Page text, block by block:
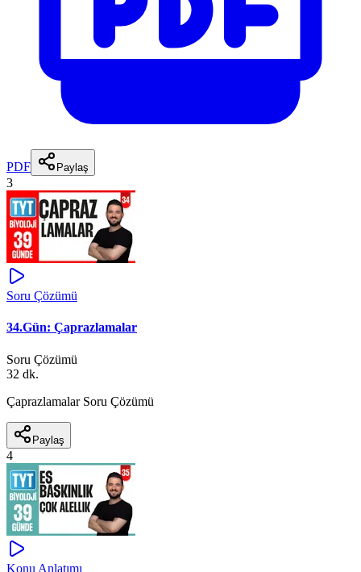
PDF Paylaş
3
Soru Çözümü
34.Gün: Çaprazlamalar
Soru Çözümü
32 dk.
Çaprazlamalar Soru Çözümü
Paylaş
4
Konu Anlatımı